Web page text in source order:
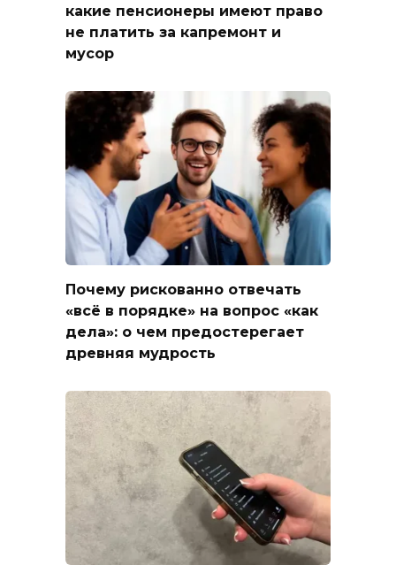
какие пенсионеры имеют право
не платить за капремонт и
мусор
Почему рискованно отвечать
«всё в порядке» на вопрос «как
дела»: о чем предостерегает
древняя мудрость